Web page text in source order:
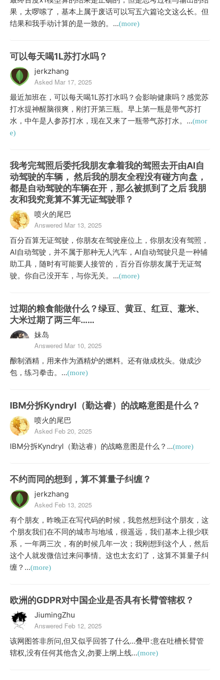
果，太啰嗦了，基本上属于废话可以写五六篇论文这么长。但
结果和我手动计算的是一致的。...(more)
可以每天喝1L苏打水吗？
jerkzhang
Asked Mar 17, 2025
最近加班在，可以每天喝1L苏打水吗？会影响健康吗？感觉苏
打水提神醒脑很爽，刚打开第三瓶。早上第一瓶是带气苏打
水，中午是人参苏打水，现在又来了一瓶带气苏打水。...(mor
e)
我考完驾照后委托我朋友拿着我的驾照去开由AI自
动驾驶的车辆， 然后我的朋友全程没有碰方向盘，
都是自动驾驶的车辆在开，那么被抓到了之后 我朋
友和我究竟算不算无证驾驶罪？
喷火的尾巴
Answered Mar 13, 2025
百分百算无证驾驶，你朋友在驾驶座位上，你朋友没有驾照，
AI自动驾驶，并不属于那种无人汽车，AI自动驾驶只是一种辅
助工具，随时有可能要人接管的，百分百你朋友属于无证驾
驶。你自己没开车，与你无关。...(more)
过期的粮食能做什么？绿豆、黄豆、红豆、薏米、
大米过期了两三年……
妹岛
Answered Mar 10, 2025
酿制酒精，用来作为酒精炉的燃料。还有做成枕头。做成沙
包，练习拳击。...(more)
IBM分拆Kyndryl（勤达睿）的战略意图是什么？
喷火的尾巴
Asked Feb 20, 2025
IBM分拆Kyndryl（勤达睿）的战略意图是什么？...(more)
不约而同的想到，算不算量子纠缠？
jerkzhang
Asked Feb 13, 2025
有个朋友，昨晚正在写代码的时候，我忽然想到这个朋友，这
个朋友我们在不同的城市与地域，很遥远，我们基本上很少联
系，一年两三次，有的时候几年一次；我刚想到这个人，然后
这个人就发微信过来问事情。这也太玄幻了，这算不算量子纠
缠？...(more)
欧洲的GDPR对中国企业是否具有长臂管辖权？
JiumingZhu
Answered Feb 12, 2025
该网图答非所问,但又似乎回答了什么...叠甲:意在吐槽长臂管
辖权,没有任何其他含义,勿要上纲上线...(more)